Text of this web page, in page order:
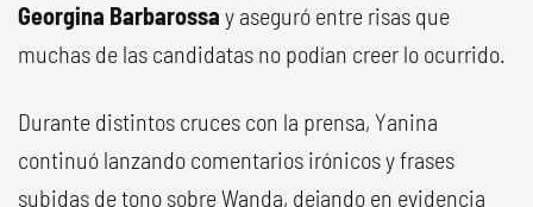
Georgina Barbarossa y aseguró entre risas que
muchas de las candidatas no podían creer lo ocurrido.
Durante distintos cruces con la prensa, Yanina
continuó lanzando comentarios irónicos y frases
subidas de tono sobre Wanda, dejando en evidencia